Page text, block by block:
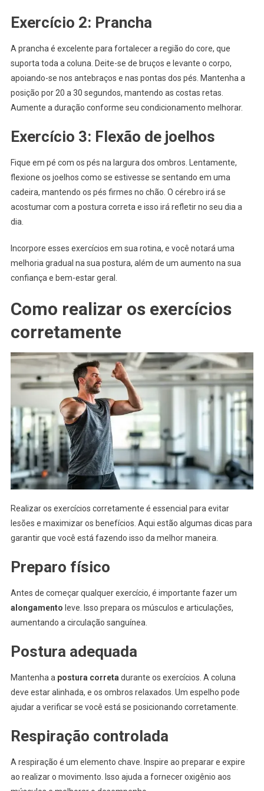
Exercício 2: Prancha
A prancha é excelente para fortalecer a região do core, que
suporta toda a coluna. Deite-se de bruços e levante o corpo,
apoiando-se nos antebraços e nas pontas dos pés. Mantenha a
posição por 20 a 30 segundos, mantendo as costas retas.
Aumente a duração conforme seu condicionamento melhorar.
Exercício 3: Flexão de joelhos
Fique em pé com os pés na largura dos ombros. Lentamente,
flexione os joelhos como se estivesse se sentando em uma
cadeira, mantendo os pés firmes no chão. O cérebro irá se
acostumar com a postura correta e isso irá refletir no seu dia a
dia.
Incorpore esses exercícios em sua rotina, e você notará uma
melhoria gradual na sua postura, além de um aumento na sua
confiança e bem-estar geral.
Como realizar os exercícios
corretamente
Realizar os exercícios corretamente é essencial para evitar
lesões e maximizar os benefícios. Aqui estão algumas dicas para
garantir que você está fazendo isso da melhor maneira.
Preparo físico
Antes de começar qualquer exercício, é importante fazer um
alongamento leve. Isso prepara os músculos e articulações,
aumentando a circulação sanguínea.
Postura adequada
Mantenha a postura correta durante os exercícios. A coluna
deve estar alinhada, e os ombros relaxados. Um espelho pode
ajudar a verificar se você está se posicionando corretamente.
Respiração controlada
A respiração é um elemento chave. Inspire ao preparar e expire
ao realizar o movimento. Isso ajuda a fornecer oxigênio aos